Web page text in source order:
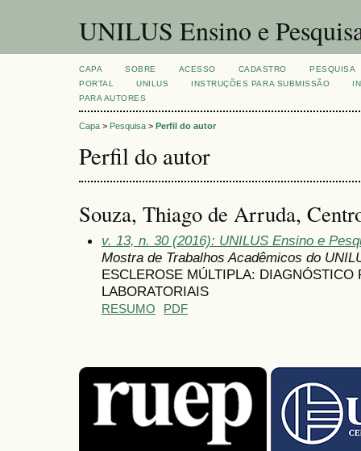
UNILUS Ensino e
CAPA SOBRE ACESSO CADASTRO
PESQUISA
PORTAL
UNILUS INSTRUÇÕES PARA SUBMISSÃO
PARA AUTORES
Capa > Pesquisa > Perfil do autor
Perfil do autor
Souza, Thiago de Arruda,
v. 13, n. 30 (2016): UNILUS Ensino e
Mostra de Trabalhos Acadêmicos do
ESCLEROSE MÚLTIPLA:
LABORATORIAIS
RESUMO PDF